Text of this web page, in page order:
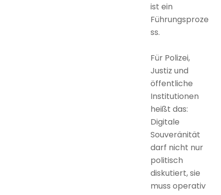
ist ein
Führungsproze
ss.
Für Polizei,
Justiz und
öffentliche
Institutionen
heißt das:
Digitale
Souveränität
darf nicht nur
politisch
diskutiert, sie
muss operativ